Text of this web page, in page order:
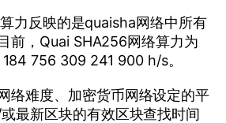
力反映的是quaisha网络中所有
前，Quai SHA256网络算力为
756 309 241 900 h/s。
络难度、加密货币网络设定的平
最新区块的有效区块查找时间